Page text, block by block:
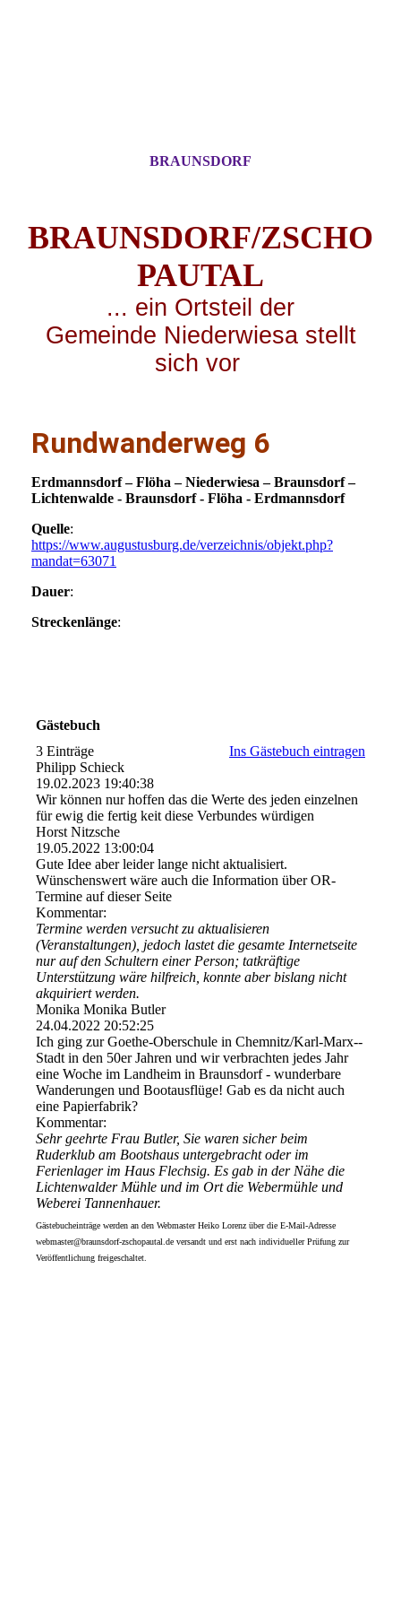
BRAUNSDORF
BRAUNSDORF/ZSCHO
PAUTAL
... ein Ortsteil der
Gemeinde Niederwiesa stellt
sich vor
Rundwanderweg 6
Erdmannsdorf – Flöha – Niederwiesa – Braunsdorf –
Lichtenwalde - Braunsdorf - Flöha - Erdmannsdorf
Quelle:
https://www.augustusburg.de/verzeichnis/objekt.php?
mandat=63071
Dauer:
Streckenlänge:
Gästebuch
3 Einträge
Ins Gästebuch eintragen
Philipp Schieck
19.02.2023 19:40:38
Wir können nur hoffen das die Werte des jeden einzelnen
für ewig die fertig keit diese Verbundes würdigen
Horst Nitzsche
19.05.2022 13:00:04
Gute Idee aber leider lange nicht aktualisiert.
Wünschenswert wäre auch die Information über OR-
Termine auf dieser Seite
Kommentar:
Termine werden versucht zu aktualisieren
(Veranstaltungen), jedoch lastet die gesamte Internetseite
nur auf den Schultern einer Person; tatkräftige
Unterstützung wäre hilfreich, konnte aber bislang nicht
akquiriert werden.
Monika Monika Butler
24.04.2022 20:52:25
Ich ging zur Goethe-Oberschule in Chemnitz/­Karl-­Marx-­
Stadt in den 50er Jahren und wir verbrachten jedes Jahr
eine Woche im Landheim in Braunsdorf - wunderbare
Wanderungen und Bootausflüge! Gab es da nicht auch
eine Papierfabrik?
Kommentar:
Sehr geehrte Frau Butler, Sie waren sicher beim
Ruderklub am Bootshaus untergebracht oder im
Ferienlager im Haus Flechsig. Es gab in der Nähe die
Lichtenwalder Mühle und im Ort die Webermühle und
Weberei Tannenhauer.
Gästebucheinträge werden an den Webmaster Heiko Lorenz über die E-Mail-Adresse
webmaster@braunsdorf-zschopautal.de versandt und erst nach individueller Prüfung zur
Veröffentlichung freigeschaltet.